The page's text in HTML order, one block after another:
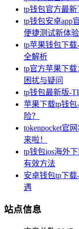
tp钱包官方最
tp钱包安卓app
便捷测试新体验
tp苹果钱包下
全解析
tp官方苹果下
困扰与疑问
tp钱包最新版-
苹果下载tp钱
险？
tokenpocket官
来啦！
tp钱包ios海外
有效方法
安卓钱包tp下
遇
站点信息